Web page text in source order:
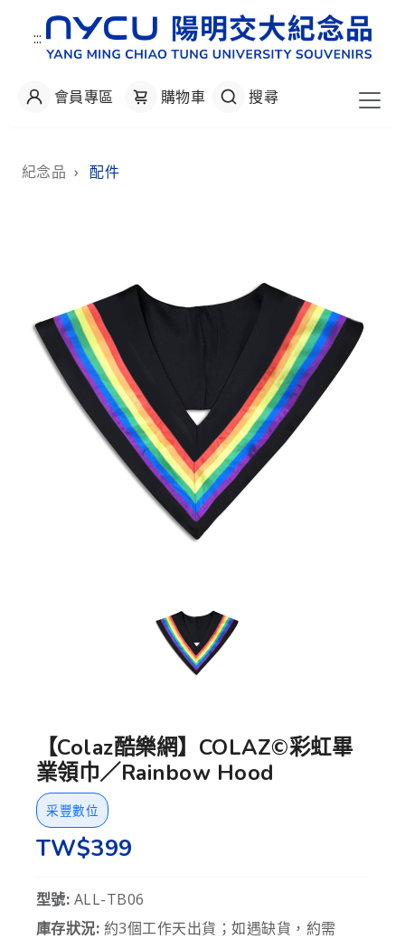
:::
會員專區 購物車 搜尋
紀念品 › 配件
【Colaz酷樂網】COLAZ©彩虹畢
業領巾／Rainbow Hood
采豐數位
TW$399
型號: ALL-TB06
庫存狀況: 約3個工作天出貨；如遇缺貨，約需